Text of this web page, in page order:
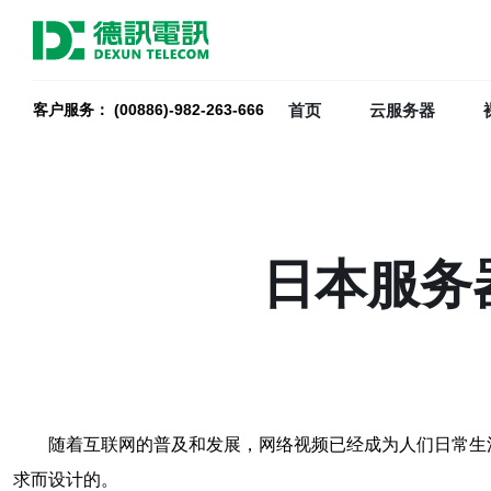
客户服务： (00886)-982-263-666 首页 云服务器
日本服
随着互联网的普及和发展，网络视频已经成为人们日常
求而设计的。